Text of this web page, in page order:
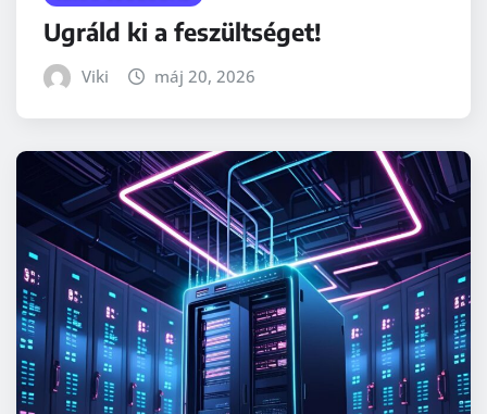
Ugráld ki a feszültséget!
Viki máj 20, 2026